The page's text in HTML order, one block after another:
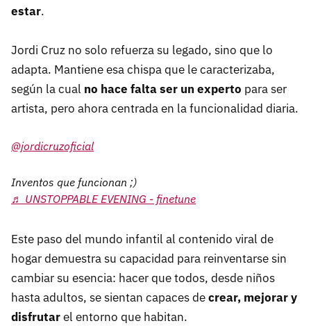
estar.
Jordi Cruz no solo refuerza su legado, sino que lo
adapta. Mantiene esa chispa que le caracterizaba,
según la cual no hace falta ser un experto para ser
artista, pero ahora centrada en la funcionalidad diaria.
@jordicruzoficial
Inventos que funcionan ;)
♬ UNSTOPPABLE EVENING - finetune
Este paso del mundo infantil al contenido viral de
hogar demuestra su capacidad para reinventarse sin
cambiar su esencia: hacer que todos, desde niños
hasta adultos, se sientan capaces decrear, mejorar y
disfrutarel entorno que habitan.